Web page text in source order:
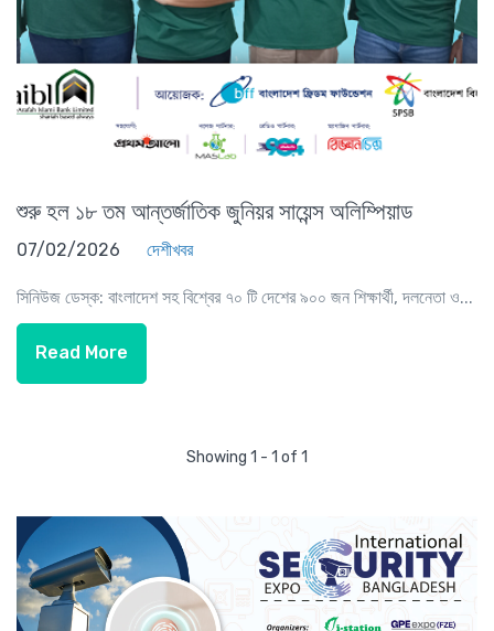
শুরু হল ১৮ তম আন্তর্জাতিক জুনিয়র সায়েন্স অলিম্পিয়াড
07/02/2026 দেশীখবর
সিনিউজ ডেস্ক: বাংলাদেশ সহ বিশ্বের ৭০ টি দেশের ৯০০ জন শিক্ষার্থী, দলনেতা ও...
Read More
Showing 1 - 1 of 1